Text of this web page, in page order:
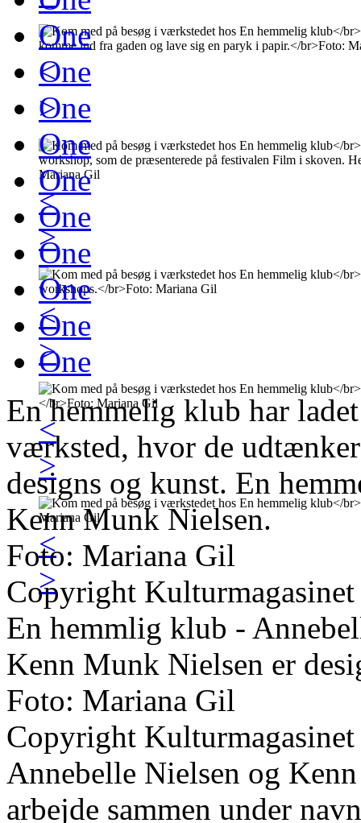
<
>
<
>
<
>
<
>
<
>
One
One
One
One
One
One
One
One
One
One
En hemmelig klub har
værksted, hvor de
designs og kunst. En
Kenn Munk Nielsen.
Foto: Mariana Gil
Copyright
En hemmlig klub -
Kenn Munk Nielsen er
Foto: Mariana Gil
Copyright
Annebelle Nielsen og
arbejde sammen under